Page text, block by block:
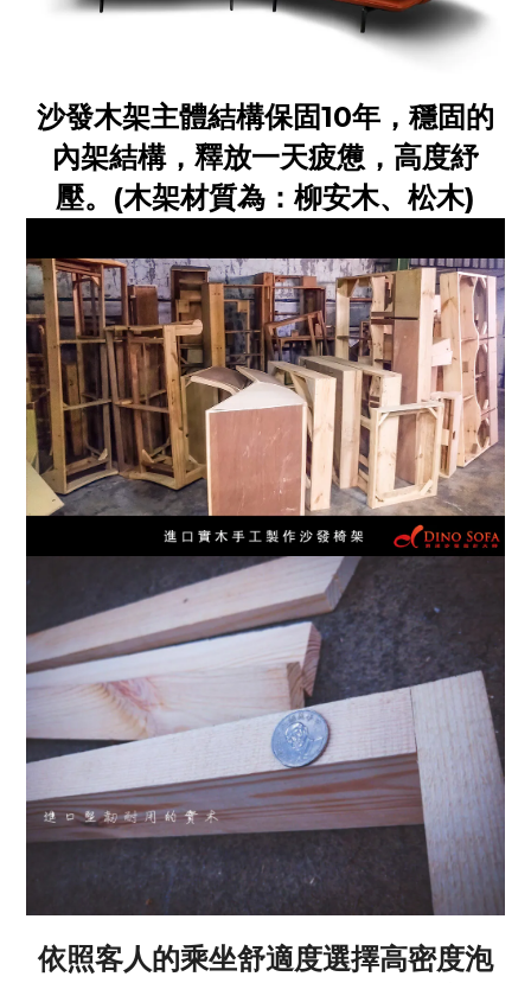
沙發木架主體結構保固10年，穩固的
內架結構，釋放一天疲憊，高度紓
壓。(木架材質為：柳安木、松木)
依照客人的乘坐舒適度選擇高密度泡